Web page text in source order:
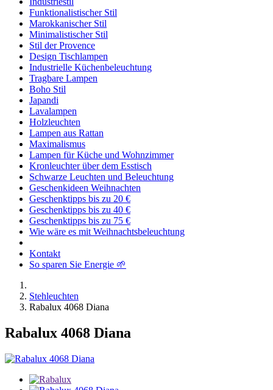
Funktionalistischer Stil
Marokkanischer Stil
Minimalistischer Stil
Stil der Provence
Design Tischlampen
Industrielle Küchenbeleuchtung
Tragbare Lampen
Boho Stil
Japandi
Lavalampen
Holzleuchten
Lampen aus Rattan
Maximalismus
Lampen für Küche und Wohnzimmer
Kronleuchter über dem Esstisch
Schwarze Leuchten und Beleuchtung
Geschenkideen Weihnachten
Geschenktipps bis zu 20 €
Geschenktipps bis zu 40 €
Geschenktipps bis zu 75 €
Wie wäre es mit Weihnachtsbeleuchtung
Kontakt
So sparen Sie Energie 🌱
Stehleuchten
Rabalux 4068 Diana
Rabalux 4068 Diana